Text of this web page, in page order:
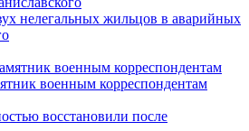
нелегальных жильцов в аварийных
военным корреспондентам